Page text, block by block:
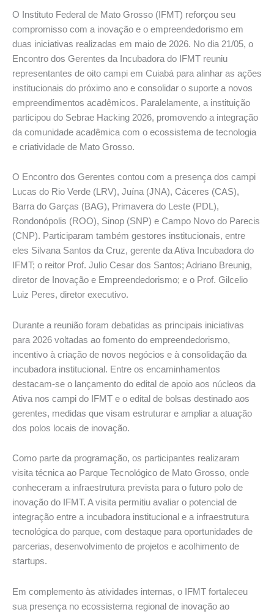
O Instituto Federal de Mato Grosso (IFMT) reforçou seu
compromisso com a inovação e o empreendedorismo em
duas iniciativas realizadas em maio de 2026. No dia 21/05, o
Encontro dos Gerentes da Incubadora do IFMT reuniu
representantes de oito campi em Cuiabá para alinhar as ações
institucionais do próximo ano e consolidar o suporte a novos
empreendimentos acadêmicos. Paralelamente, a instituição
participou do Sebrae Hacking 2026, promovendo a integração
da comunidade acadêmica com o ecossistema de tecnologia
e criatividade de Mato Grosso.
O Encontro dos Gerentes contou com a presença dos campi
Lucas do Rio Verde (LRV), Juína (JNA), Cáceres (CAS),
Barra do Garças (BAG), Primavera do Leste (PDL),
Rondonópolis (ROO), Sinop (SNP) e Campo Novo do Parecis
(CNP). Participaram também gestores institucionais, entre
eles Silvana Santos da Cruz, gerente da Ativa Incubadora do
IFMT; o reitor Prof. Julio Cesar dos Santos; Adriano Breunig,
diretor de Inovação e Empreendedorismo; e o Prof. Gilcelio
Luiz Peres, diretor executivo.
Durante a reunião foram debatidas as principais iniciativas
para 2026 voltadas ao fomento do empreendedorismo,
incentivo à criação de novos negócios e à consolidação da
incubadora institucional. Entre os encaminhamentos
destacam-se o lançamento do edital de apoio aos núcleos da
Ativa nos campi do IFMT e o edital de bolsas destinado aos
gerentes, medidas que visam estruturar e ampliar a atuação
dos polos locais de inovação.
Como parte da programação, os participantes realizaram
visita técnica ao Parque Tecnológico de Mato Grosso, onde
conheceram a infraestrutura prevista para o futuro polo de
inovação do IFMT. A visita permitiu avaliar o potencial de
integração entre a incubadora institucional e a infraestrutura
tecnológica do parque, com destaque para oportunidades de
parcerias, desenvolvimento de projetos e acolhimento de
startups.
Em complemento às atividades internas, o IFMT fortaleceu
sua presença no ecossistema regional de inovação ao